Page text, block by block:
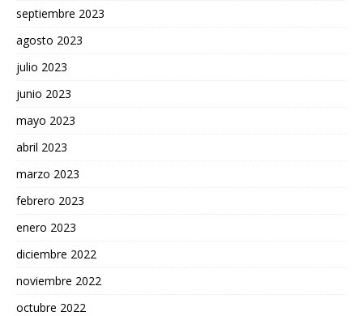
septiembre 2023
agosto 2023
julio 2023
junio 2023
mayo 2023
abril 2023
marzo 2023
febrero 2023
enero 2023
diciembre 2022
noviembre 2022
octubre 2022